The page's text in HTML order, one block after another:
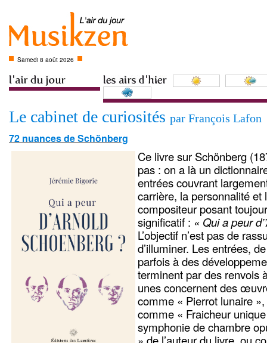
Samedi 8 août 2026
Le cabinet de curiosités par François Lafon
72 nuances de Schönberg
Ce livre sur Schönberg
pas : on a là un
entrées couvrant
carrière, la personnalité et
compositeur posant
significatif : « Qui a peur
L’objectif n’est pas de
d’illuminer. Les entrées,
parfois à des
terminent par des renvois
unes concernent des
comme « Pierrot lunaire
comme « Fraicheur
symphonie de chambre